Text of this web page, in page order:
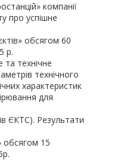
компанії
про успішне
обсягом 60
р.
технічне
технічного
характеристик
для
ЄКТС). Результати
обсягом 15